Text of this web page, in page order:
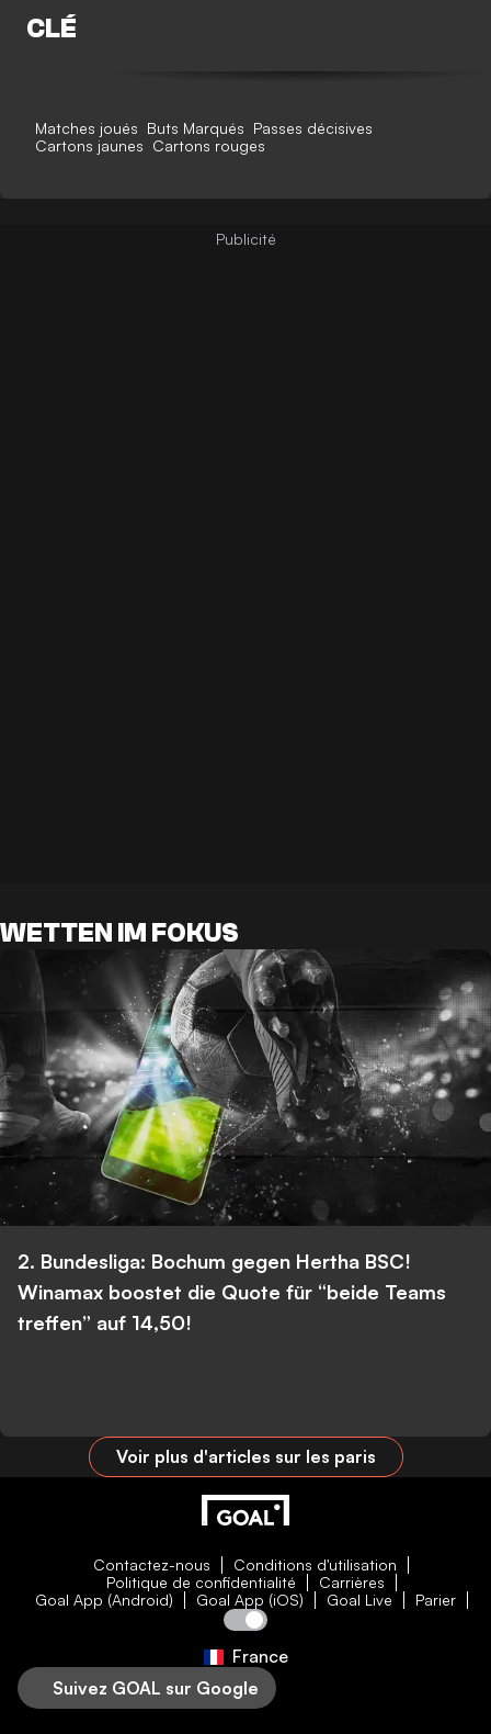
CLÉ
Matches joués Buts Marqués Passes décisives
Cartons jaunes Cartons rouges
WETTEN IM FOKUS
2. Bundesliga: Bochum gegen Hertha BSC!
Winamax boostet die Quote für “beide Teams
treffen” auf 14,50!
Voir plus d'articles sur les paris
Contactez-nous
Conditions d'utilisation
Politique de confidentialité
Carrières
Goal App (Android)
Goal App (iOS) Goal Live Parier
France
Suivez GOAL sur Google